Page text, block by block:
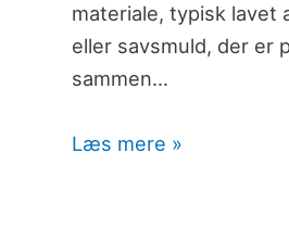
materiale, typisk
eller savsmuld, der er
sammen…
Læs mere »